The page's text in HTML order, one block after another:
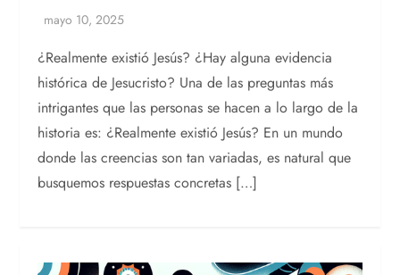
¿Realmente existió Jesús? ¿Hay alguna evidencia
histórica de Jesucristo? Una de las preguntas más
intrigantes que las personas se hacen a lo largo de la
historia es: ¿Realmente existió Jesús? En un mundo
donde las creencias son tan variadas, es natural que
busquemos respuestas concretas […]